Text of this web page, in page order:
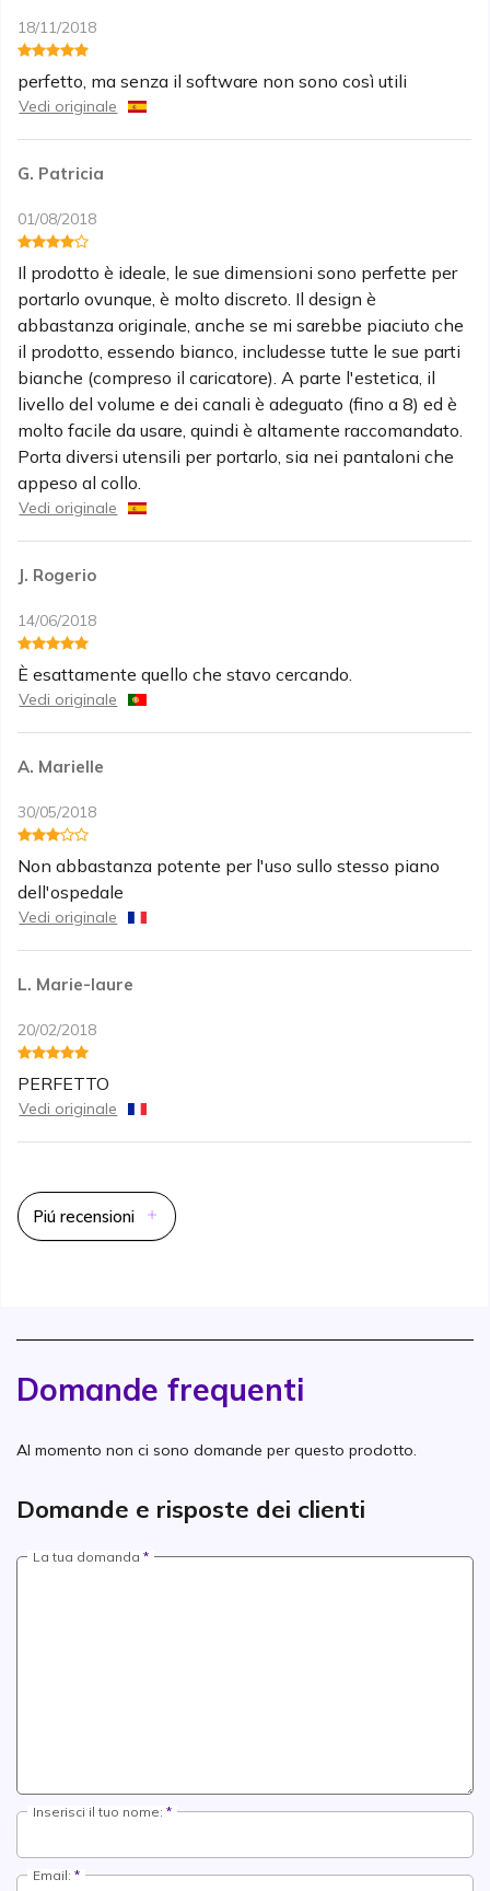
18/11/2018
perfetto, ma senza il software non sono così utili
Vedi originale
G. Patricia
01/08/2018
Il prodotto è ideale, le sue dimensioni sono perfette per
portarlo ovunque, è molto discreto. Il design è
abbastanza originale, anche se mi sarebbe piaciuto che
il prodotto, essendo bianco, includesse tutte le sue parti
bianche (compreso il caricatore). A parte l'estetica, il
livello del volume e dei canali è adeguato (fino a 8) ed è
molto facile da usare, quindi è altamente raccomandato.
Porta diversi utensili per portarlo, sia nei pantaloni che
appeso al collo.
Vedi originale
J. Rogerio
14/06/2018
È esattamente quello che stavo cercando.
Vedi originale
A. Marielle
30/05/2018
Non abbastanza potente per l'uso sullo stesso piano
dell'ospedale
Vedi originale
L. Marie-laure
20/02/2018
PERFETTO
Vedi originale
Piú recensioni
Domande frequenti
Al momento non ci sono domande per questo prodotto.
Domande e risposte dei clienti
La tua domanda
Inserisci il tuo nome:
Email: